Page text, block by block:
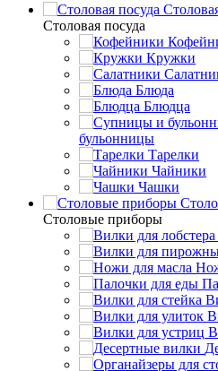
Столовая посуда
Кружки
Блюда
Блюдца
бульонницы
Тарелки
Чайники
Чашки
Cтоловые приборы